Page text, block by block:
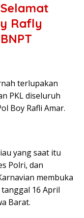
Rafly
terlupakan
PKL diseluruh
Boy Rafli Amar.
yang saat itu
Polri, dan
membuka
tanggal 16 April
Barat.